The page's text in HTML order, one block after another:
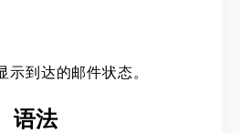
到达的邮件状态。
语法